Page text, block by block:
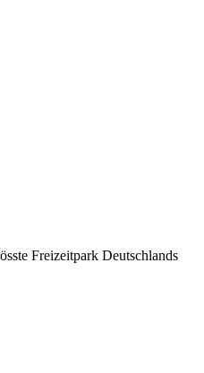
Freizeitpark Deutschlands